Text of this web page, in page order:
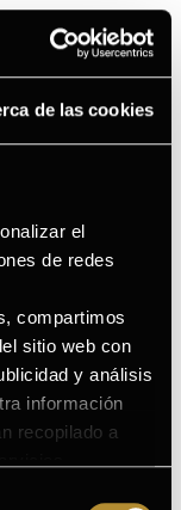
de las cookies
el
de redes
compartimos
sitio web con
y análisis
información
recopilado a
Serum en
y se
semana noto
Me
muy